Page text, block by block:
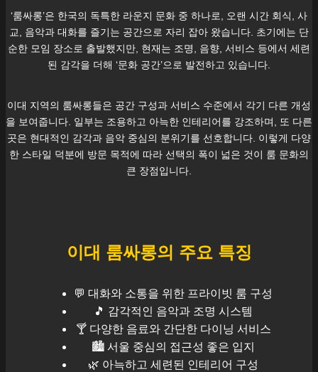
‘룸싸롱’은 한국의 독특한 라운지 문화 중 하나로, 오랜 시간 회식, 사
교, 음악과 대화를 즐기는 공간으로 자리 잡아 왔습니다. 초기에는 단
순한 모임 장소로 출발했지만, 현재는 조명, 음향, 서비스 등에서 세련
된 감각을 더해 ‘문화 공간’으로 발전하고 있습니다.
이대 지역의 룸싸롱들은 공간 구성과 서비스 수준에서 각기 다른 개성
을 보여줍니다. 일부는 조용하고 아늑한 인테리어를 강조하며, 또 다른
곳은 현대적인 감각과 음악 중심의 분위기를 선호합니다. 이렇게 다양
한 스타일 덕분에 방문 목적에 따라 선택의 폭이 넓은 것이 룸 문화의
큰 장점입니다.
이대 룸싸롱의 주요 특징
💬 대화와 소통을 위한 프라이빗 룸 구성
🎵 감각적인 음악과 조명 시스템
🍸 다양한 음료와 간단한 다이닝 서비스
🏙️ 서울 중심의 접근성 좋은 입지
🌿 아늑하고 세련된 인테리어 구성